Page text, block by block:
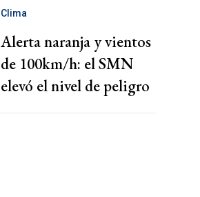
Clima
Alerta naranja y vientos
de 100km/h: el SMN
elevó el nivel de peligro